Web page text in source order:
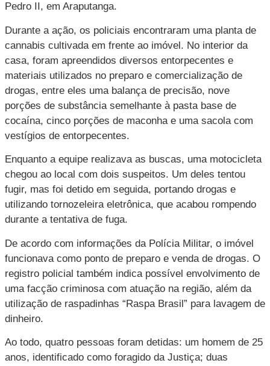
Pedro II, em Araputanga.
Durante a ação, os policiais encontraram uma planta de
cannabis cultivada em frente ao imóvel. No interior da
casa, foram apreendidos diversos entorpecentes e
materiais utilizados no preparo e comercialização de
drogas, entre eles uma balança de precisão, nove
porções de substância semelhante à pasta base de
cocaína, cinco porções de maconha e uma sacola com
vestígios de entorpecentes.
Enquanto a equipe realizava as buscas, uma motocicleta
chegou ao local com dois suspeitos. Um deles tentou
fugir, mas foi detido em seguida, portando drogas e
utilizando tornozeleira eletrônica, que acabou rompendo
durante a tentativa de fuga.
De acordo com informações da Polícia Militar, o imóvel
funcionava como ponto de preparo e venda de drogas. O
registro policial também indica possível envolvimento de
uma facção criminosa com atuação na região, além da
utilização de raspadinhas “Raspa Brasil” para lavagem de
dinheiro.
Ao todo, quatro pessoas foram detidas: um homem de 25
anos, identificado como foragido da Justiça; duas